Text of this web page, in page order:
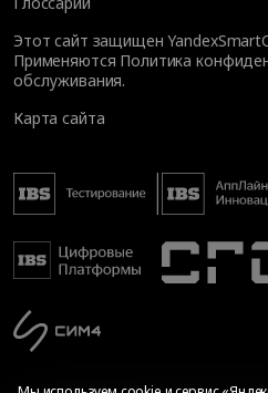
Этот сайт защищен
Применяются Политика
обслуживания.
Карта сайта